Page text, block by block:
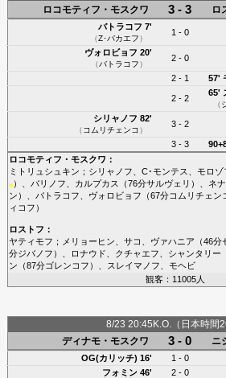
ロコモティフ・モスクワ
3 - 3 ロ
バトラコフ 7'
（Z･バカエフ）
1 - 0
ヴォロビョフ 20'
（バトラコフ）
2 - 0
2 - 1 57'
2 - 2
65'
（
シリャノフ 82'
（コムリチェンコ ）
3 - 2
3 - 3
ロコモティフ・モスクワ ：
ミトリュシュキン ； シリャノフ C･モンテス モロゾ
■）、 バリノフ カルプカス （76分サルヴェリ ）、 ネ
ン ）、 バトラコフ ヴォロビョフ （67分コムリチェン
ィコフ ）
ロストフ ：
ヤティモフ ； メリョーヒン サコ ヴァハニア （46分
分ジバノフ ）、 ロナウド クチャエフ シャンタリー
ン （87分ゴレンコフ ）、 スレイマノフ
モヘビ
観客：11005人
8/23 20:45K.O.（日本時間
ディナモ・モスクワ
3 - 0 ニ
OG(カリッチ) 16'
1 - 0
フォミン46'
2 - 0